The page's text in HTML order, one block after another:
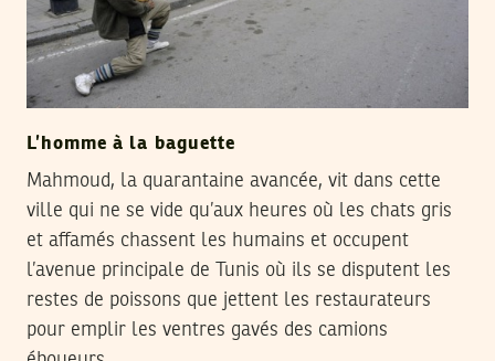
L’homme à la baguette
Mahmoud, la quarantaine avancée, vit dans cette
ville qui ne se vide qu’aux heures où les chats gris
et affamés chassent les humains et occupent
l’avenue principale de Tunis où ils se disputent les
restes de poissons que jettent les restaurateurs
pour emplir les ventres gavés des camions